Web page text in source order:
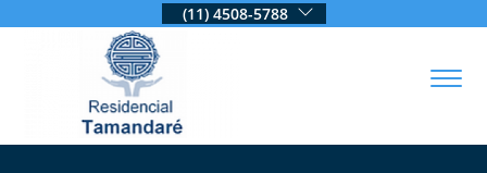
(11) 4508-5788